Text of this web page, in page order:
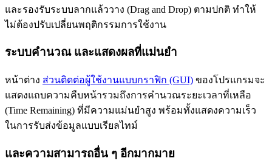
และรองรับระบบลากแล้ววาง (Drag and Drop) ตามปกติ ทำให้
ไม่ต้องปรับเปลี่ยนพฤติกรรมการใช้งาน
ระบบคำนวณ และแสดงผลที่แม่นยำ
หน้าต่าง ส่วนติดต่อผู้ใช้งานแบบกราฟิก (GUI) ของโปรแกรมจะ
แสดงแถบความคืบหน้ารวมถึงการคำนวณระยะเวลาที่เหลือ
(Time Remaining) ที่มีความแม่นยำสูง พร้อมทั้งแสดงความเร็ว
ในการรับส่งข้อมูลแบบเรียลไทม์
และความสามารถอื่น ๆ อีกมากมาย